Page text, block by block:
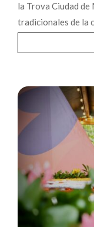
la Trova Ciudad de
tradicionales de la